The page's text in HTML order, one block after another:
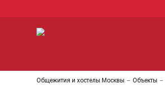
Общежития и хостелы Москвы Объекты